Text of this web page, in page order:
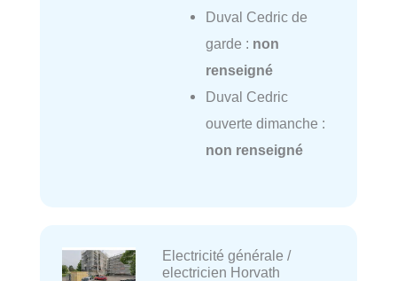
Duval Cedric de
garde : non
renseigné
Duval Cedric
ouverte dimanche :
non renseigné
Electricité générale /
electricien Horvath